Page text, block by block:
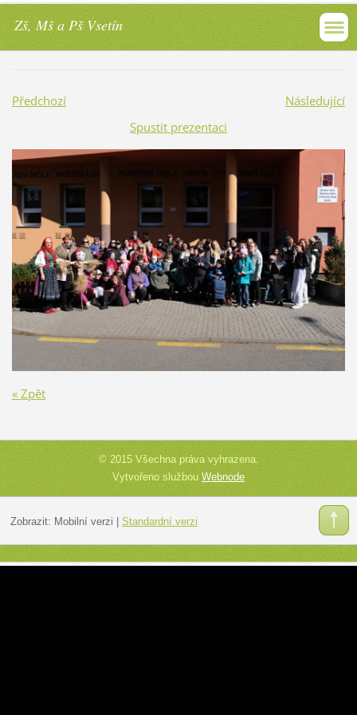
Zš, Mš a Pš Vsetín
Předchozí
Následující
Spustit prezentaci
« Zpět
© 2015 Všechna práva vyhrazena.
Vytvořeno službouWebnode
Zobrazit: Mobilní verzi Standardní verzi